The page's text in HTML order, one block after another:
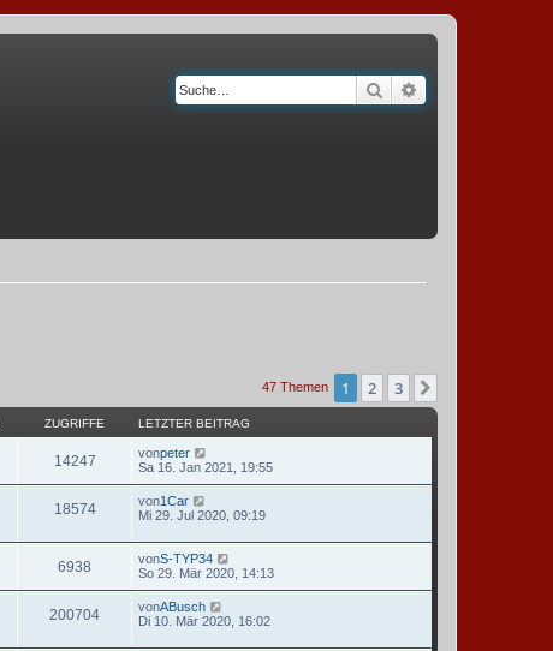
Suche
47 Themen 1 2 3
ZUGRIFFE LETZTER BEITRAG
14247 vonpeter
Sa 16. Jan 2021, 19:55
18574 von1Car
Mi 29. Jul 2020, 09:19
6938 vonS-TYP34
So 29. Mär 2020, 14:13
200704 vonABusch
Di 10. Mär 2020, 16:02